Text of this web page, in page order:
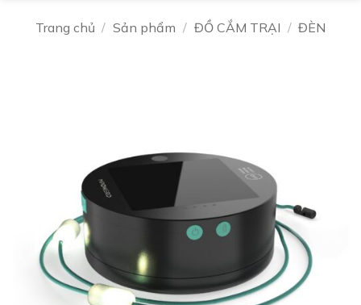
Trang chủ / Sản phẩm / ĐỒ CẮM TRẠI / ĐÈN